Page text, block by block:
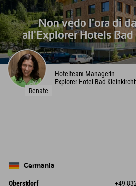
Non vedo l'ora di
all'Explorer Hotels
Renate
Hotelteam-Managerin
Explorer Hotel Bad
Germania
Oberstdorf +49